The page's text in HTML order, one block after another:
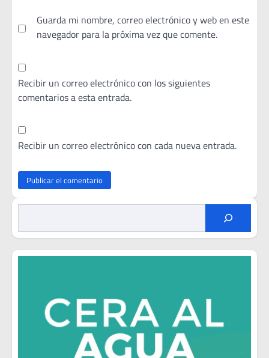
Guarda mi nombre, correo electrónico y web en este
navegador para la próxima vez que comente.
Recibir un correo electrónico con los siguientes
comentarios a esta entrada.
Recibir un correo electrónico con cada nueva entrada.